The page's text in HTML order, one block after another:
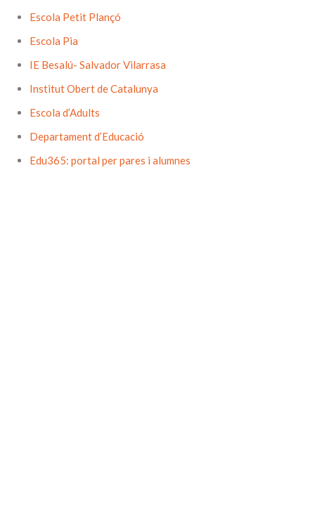
Escola Petit Plançó
Escola Pia
IE Besalú- Salvador Vilarrasa
Institut Obert de Catalunya
Escola d’Adults
Departament d’Educació
Edu365: portal per pares i alumnes